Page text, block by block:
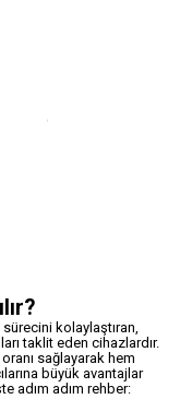
kolaylaştıran,
taklit eden cihazlardır.
sağlayarak hem
büyük avantajlar
adım adım rehber: